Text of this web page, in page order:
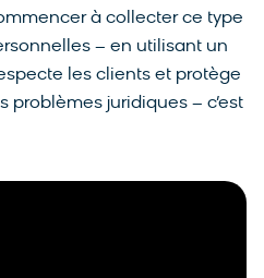
à collecter ce type
– en utilisant un
les clients et protège
problèmes juridiques – c’est